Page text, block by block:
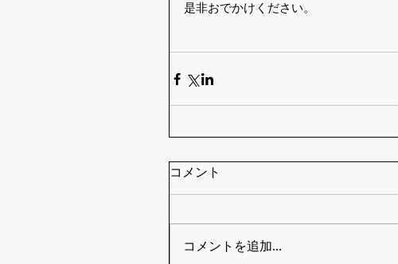
是非おでかけください。
コメント
コメントを追加…